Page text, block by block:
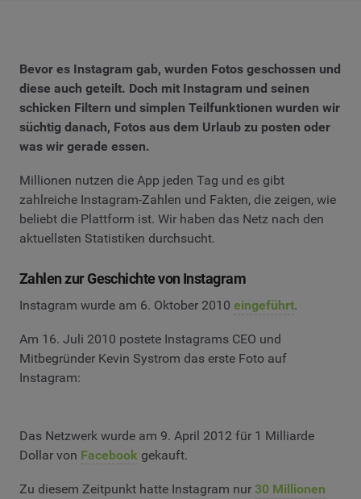
Bevor es Instagram gab, wurden Fotos geschossen und
diese auch geteilt. Doch mit Instagram und seinen
schicken Filtern und simplen Teilfunktionen wurden wir
süchtig danach, Fotos aus dem Urlaub zu posten oder
was wir gerade essen.
Millionen nutzen die App jeden Tag und es gibt
zahlreiche Instagram-Zahlen und Fakten, die zeigen, wie
beliebt die Plattform ist. Wir haben das Netz nach den
aktuellsten Statistiken durchsucht.
Zahlen zur Geschichte von Instagram
Instagram wurde am 6. Oktober 2010 eingeführt.
Am 16. Juli 2010 postete Instagrams CEO und
Mitbegründer Kevin Systrom das erste Foto auf
Instagram:
Das Netzwerk wurde am 9. April 2012 für 1 Milliarde
Dollar von Facebook gekauft.
Zu diesem Zeitpunkt hatte Instagram nur 30 Millionen